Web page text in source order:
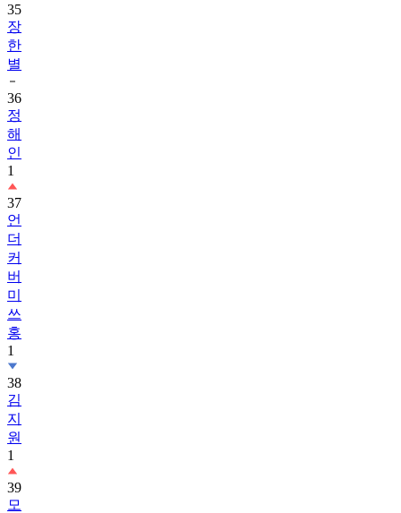
35
장
한
별
36
정
해
인
1
37
언
더
커
버
미
쓰
홍
1
38
김
지
원
1
39
모